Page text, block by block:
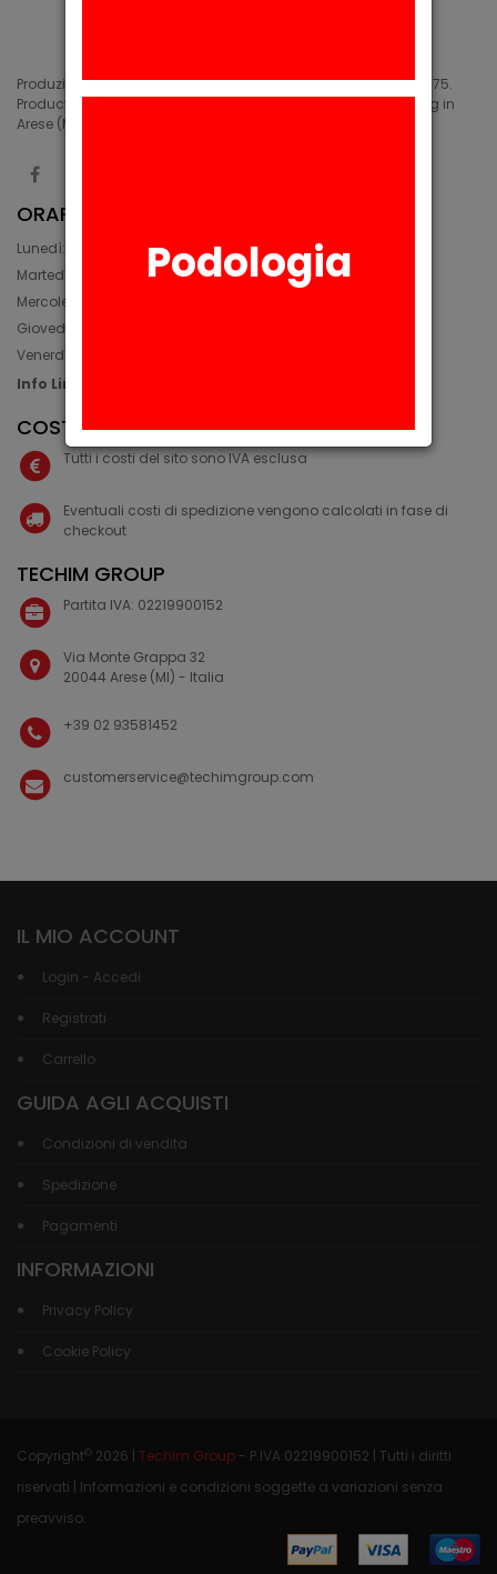
Produzione di siliconi medicali e industriali in Arese (MI) dal 1975.
Production of medical and industrial silicones. Manufacturing in
Arese (MI) since 1975.
ORARIO
Lunedì: 08:30 - 12:30, 14:00 - 17:45
Martedì: 08:30 - 12:30, 14:00 - 17:00
Mercoledì: 08:30 - 12:30, 14:00 - 17:00
Giovedì: 09:30 - 12:30, 14:00 - 17:00
Venerdì: 08:30 - 12:30, 14:00 - 17:00
Info Line: +39 02 93581452
COSTI IVA E SPEDIZIONE
Tutti i costi del sito sono IVA esclusa
Eventuali costi di spedizione vengono calcolati in fase di
checkout
TECHIM GROUP
Partita IVA: 02219900152
Via Monte Grappa 32
20044 Arese (MI) - Italia
+39 02 93581452
customerservice@techimgroup.com
IL MIO ACCOUNT
Login - Accedi
Registrati
Carrello
GUIDA AGLI ACQUISTI
Condizioni di vendita
Spedizione
Pagamenti
INFORMAZIONI
Privacy Policy
Cookie Policy
Copyright© 2026 | Techim Group - P.IVA 02219900152 | Tutti i diritti
riservati | Informazioni e condizioni soggette a variazioni senza
preavviso.
Podologia